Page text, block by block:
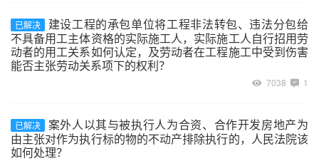
已解决
建设工程的承包单位将工程非法转包、违法分包给
不具备用工主体资格的实际施工人，实际施工人自行招用劳
动者的用工关系如何认定，及劳动者在工程施工中受到伤害
能否主张劳动关系项下的权利？
7038 1
已解决
案外人以其与被执行人为合资、合作开发房地产为
由主张对作为执行标的物的不动产排除执行的，人民法院该
如何处理？